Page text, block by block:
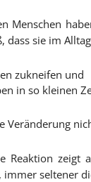
Menschen
dass sie im Alltag
zukneifen und
in so kleinen
Veränderung
Reaktion zeigt
immer seltener